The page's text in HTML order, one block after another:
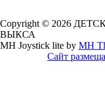
Copyright © 2026
ВЫКСА
MH Joystick lite by MH
Сайт